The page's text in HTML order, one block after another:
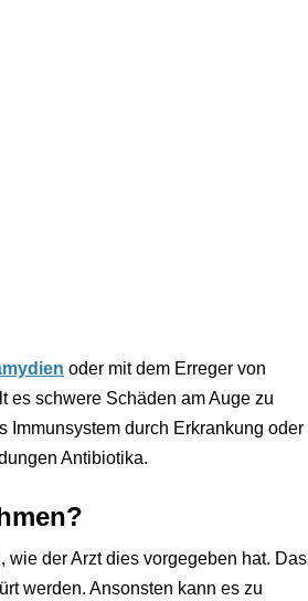
oder mit dem Erreger von
es schwere Schäden am Auge zu
Immunsystem durch Erkrankung oder
Antibiotika.
der Arzt dies vorgegeben hat. Das
werden. Ansonsten kann es zu